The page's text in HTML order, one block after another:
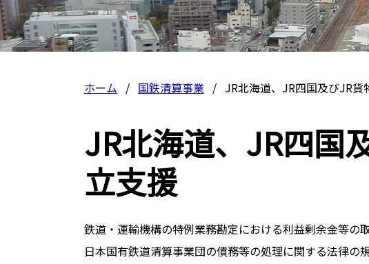
ホーム 国鉄清算事業 JR北海道、JR四国及びJR
JR北海道、JR四国
立支援
鉄道・運輸機構の特例業務勘定における利益剰余金等
日本国有鉄道清算事業団の債務等の処理に関する法律